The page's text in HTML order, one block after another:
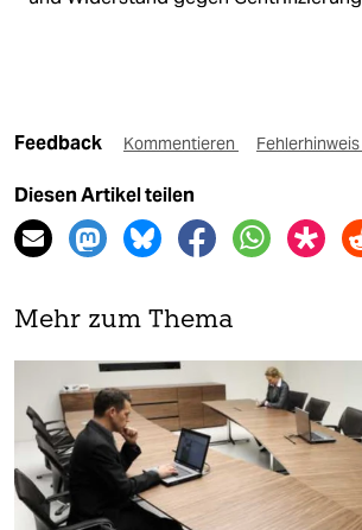
Feedback Kommentieren Fehlerhinweis
Diesen Artikel teilen
Mehr zum Thema